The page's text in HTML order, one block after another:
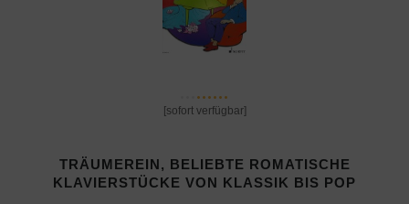
[sofort verfügbar]
TRÄUMEREIN, BELIEBTE ROMATISCHE
KLAVIERSTÜCKE VON KLASSIK BIS POP